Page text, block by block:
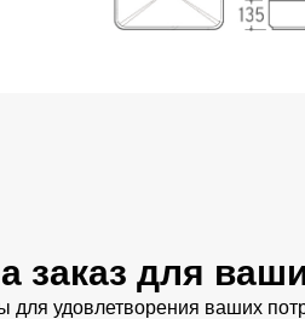
заказ для
удовлетворения ваших